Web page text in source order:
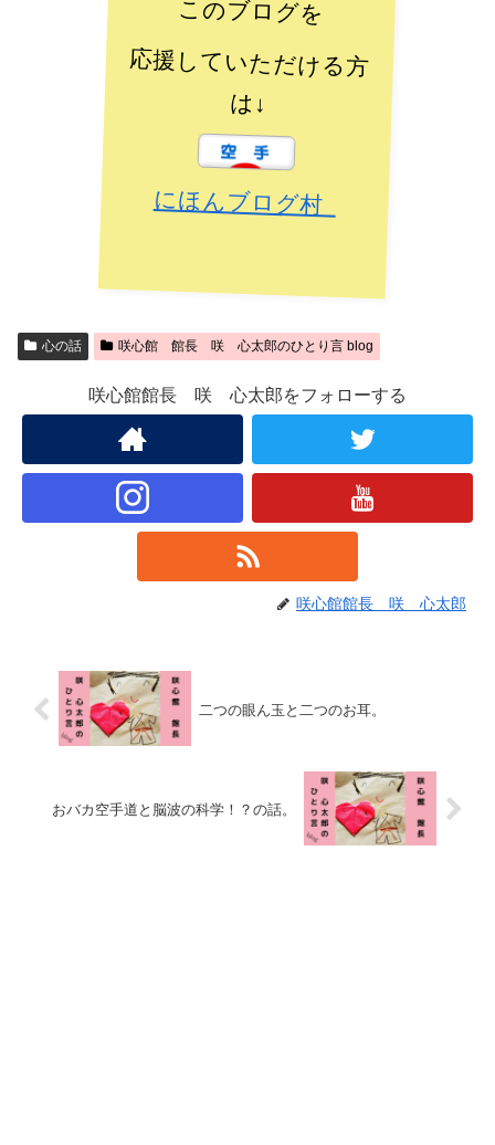
このブログを
応援していただける方
は↓
にほんブログ村
心の話 咲心館 館長 咲 心太郎のひとり言 blog
咲心館館長 咲 心太郎をフォローする
咲心館館長 咲 心太郎
二つの眼ん玉と二つのお耳。
おバカ空手道と脳波の科学！？の話。